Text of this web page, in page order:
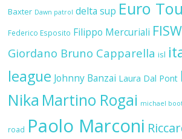
Baxter Dawn patrol delta sup Euro
Federico Esposito Filippo Mercuriali FISW
Giordano Bruno Capparella isl
league Johnny Banzai Laura Dal Pont
Nika Martino Rogai michael
road Paolo Marconi